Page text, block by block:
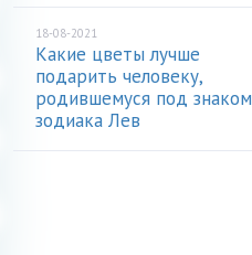
18-08-2021
Какие цветы лучше
подарить человеку,
родившемуся под знаком
зодиака Лев